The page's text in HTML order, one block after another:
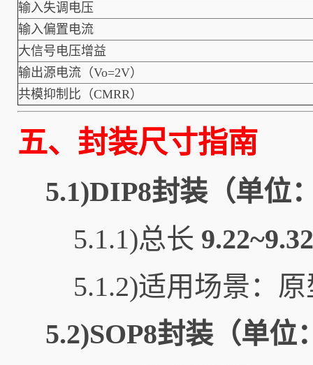
输入失调电压
输入偏置电流
大信号电压增益
输出源电流（Vo=2V）
共模抑制比（CMRR）
五、封装尺寸指南
5.1)DIP8封装（单位
5.1.1)总长 9.22~9.32
5.1.2)适用场景：
5.2)SOP8封装（单位